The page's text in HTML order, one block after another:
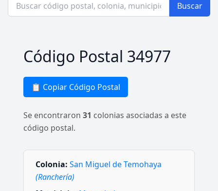
Buscar
Código Postal 34977
📋 Copiar Código Postal
Se encontraron 31 colonias asociadas a este
código postal.
Colonia: San Miguel de Temohaya
(Ranchería)